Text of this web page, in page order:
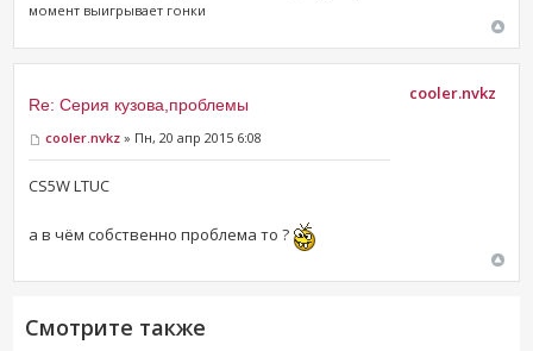
момент выигрывает гонки
Re: Серия кузова,проблемы
cooler.nvkz » Пн, 20 апр 2015 6:08
CS5W LTUC
а в чём собственно проблема то ?
cooler.nvkz
Смотрите также